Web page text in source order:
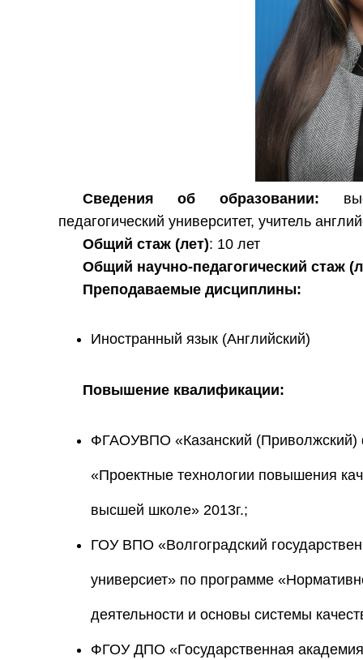
Сведения об образовании:
педагогический университет, учитель
Общий стаж (лет): 10 лет
Общий научно-педагогический стаж
Преподаваемые дисциплины:
Иностранный язык (Английский)
Повышение квалификации:
ФГАОУВПО «Казанский (Приволжский)
«Проектные технологии повышения
высшей школе» 2013г.;
ГОУ ВПО «Волгоградский
универсиет» по программе
деятельности и основы системы
ФГОУ ДПО «Государственная